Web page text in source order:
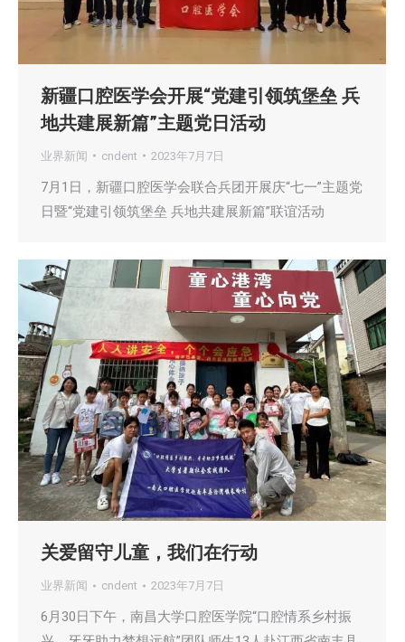
新疆口腔医学会开展“党建引领筑堡垒 兵
地共建展新篇”主题党日活动
业界新闻 cndent 2023年7月7日
7月1日，新疆口腔医学会联合兵团开展庆“七一”主题党
日暨“党建引领筑堡垒 兵地共建展新篇”联谊活动
关爱留守儿童，我们在行动
业界新闻 cndent 2023年7月7日
6月30日下午，南昌大学口腔医学院“口腔情系乡村振